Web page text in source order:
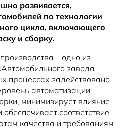
развивается,
по технологии
цикла, включающего
и сборку.
– одно из
завода
процессах задействовано
автоматизации
минимизирует влияние
соответствие
качества и требованиям